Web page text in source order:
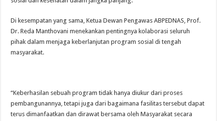
Di kesempatan yang sama, Ketua Dewan Pengawas ABPEDNAS, Prof.
Dr. Reda Manthovani menekankan pentingnya kolaborasi seluruh
pihak dalam menjaga keberlanjutan program sosial di tengah
masyarakat.
“Keberhasilan sebuah program tidak hanya diukur dari proses
pembangunannya, tetapi juga dari bagaimana fasilitas tersebut dapat
terus dimanfaatkan dan dirawat bersama oleh Masyarakat secara